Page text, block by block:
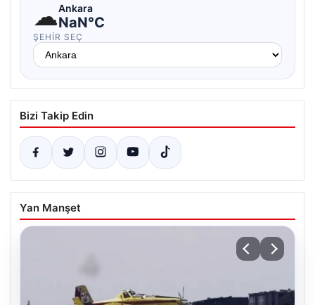
☁Ankara
NaN°C
ŞEHIR SEÇ
Bizi Takip Edin
Yan Manşet